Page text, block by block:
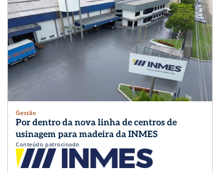
Gestão
Por dentro da nova linha de centros de
usinagem para madeira da INMES
Conteúdo patrocinado